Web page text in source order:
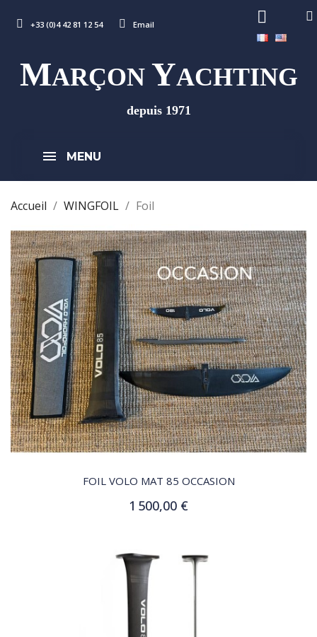
+33 (0)4 42 81 12 54 Email
MARÇON YACHTING
depuis 1971
MENU
Accueil WINGFOIL Foil
QUICK VIEW
FOIL VOLO MAT 85 OCCASION
1 500,00 €
Ajouter au panier